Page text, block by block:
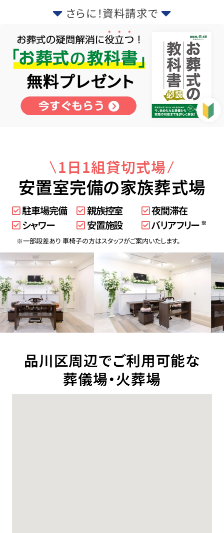
さらに！資料請求で
1日1組貸切式場
安置室完備の家族葬式場
駐車場完備 親族控室
夜間滞在
シャワー
安置施設 バリアフリー ※
※一部段差あり 車椅子の方はスタッフがご案内いたします。
品川区周辺でご利用可能な
葬儀場・火葬場